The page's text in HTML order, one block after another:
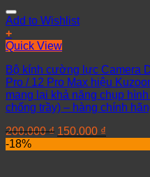
Add to Wishlist
+
Quick View
Bộ kính cường lực Camera
Pro / 12 Pro Max hiệu
mang lại khả năng chụp
chống trầy) – hàng chính
200.000₫ 150.000 ₫
-18%